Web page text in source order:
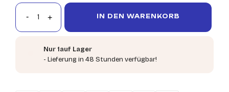
IN DEN WARENKORB
Nur 1auf Lager
- Lieferung in 48 Stunden verfügbar!